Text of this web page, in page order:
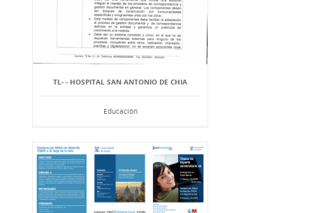
TL- - HOSPITAL SAN ANTONIO DE CHIA
Educación